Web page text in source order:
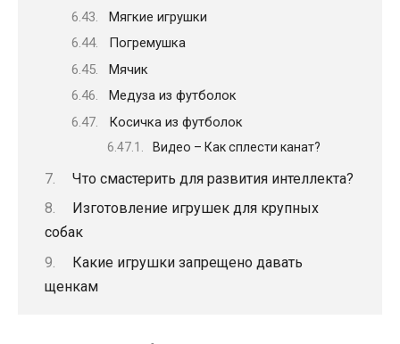
Мягкие игрушки
Погремушка
Мячик
Медуза из футболок
Косичка из футболок
Видео – Как сплести канат?
Что смастерить для развития интеллекта?
Изготовление игрушек для крупных
собак
Какие игрушки запрещено давать
щенкам